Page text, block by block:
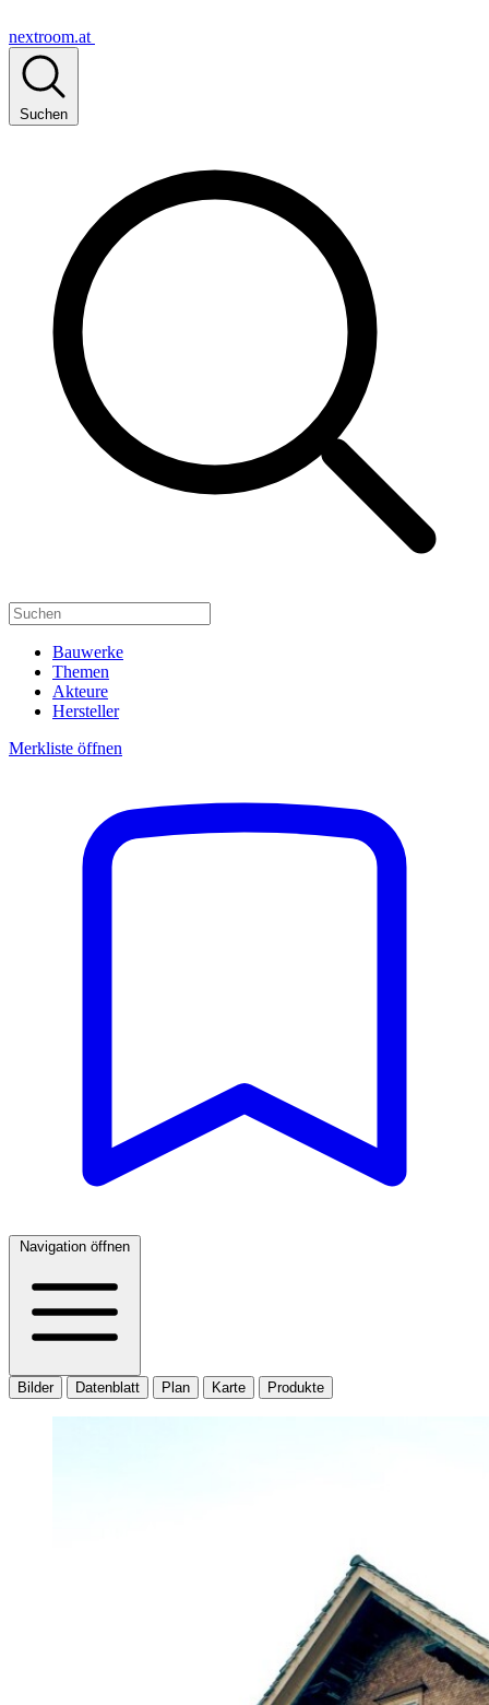
nextroom.at
Suchen
Bauwerke
Themen
Akteure
Hersteller
Merkliste öffnen
Navigation öffnen
Bilder Datenblatt Plan Karte Produkte